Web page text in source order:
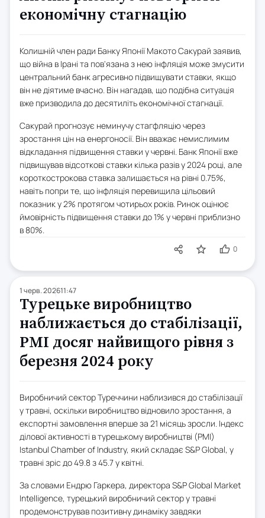
економічну стагнацію
Колишній член ради Банку Японії Макото Сакурай заявив,
що війна в Ірані та пов'язана з нею інфляція може змусити
центральний банк агресивно підвищувати ставки, якщо
він не діятиме вчасно. Він нагадав, що подібна ситуація
вже призводила до десятиліть економічної стагнації.
Сакурай прогнозує неминучу стагфляцію через
зростання цін на енергоносії. Він вважає немислимим
відкладання підвищення ставки у червні. Банк Японії вже
підвищував відсоткові ставки кілька разів у 2024 році, але
короткострокова ставка залишається на рівні 0.75%,
навіть попри те, що інфляція перевищила цільовий
показник у 2% протягом чотирьох років. Ринок оцінює
ймовірність підвищення ставки до 1% у червні приблизно
в 80%.
0
1 черв. 202611:47
Турецьке виробництво
наближається до стабілізації,
PMI досяг найвищого рівня з
березня 2024 року
Виробничий сектор Туреччини наблизився до стабілізації
у травні, оскільки виробництво відновило зростання, а
експортні замовлення вперше за 21 місяць зросли. Індекс
ділової активності в турецькому виробництві (PMI)
Istanbul Chamber of Industry, який складає S&P Global, у
травні зріс до 49.8 з 45.7 у квітні.
За словами Ендрю Гаркера, директора S&P Global Market
Intelligence, турецький виробничий сектор у травні
продемонстрував позитивну динаміку завдяки